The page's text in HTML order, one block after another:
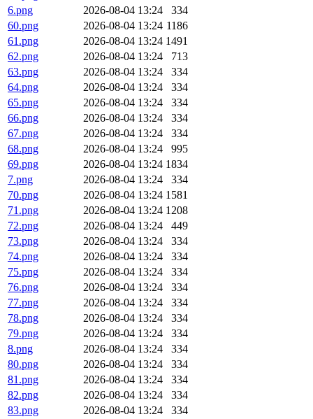
6.png
2026-08-04 13:24
334
60.png
2026-08-04 13:24 1186
61.png
2026-08-04 13:24 1491
62.png
2026-08-04 13:24
713
63.png
2026-08-04 13:24
334
64.png
2026-08-04 13:24
334
65.png
2026-08-04 13:24
334
66.png
2026-08-04 13:24
334
67.png
2026-08-04 13:24
334
68.png
2026-08-04 13:24
995
69.png
2026-08-04 13:24 1834
7.png
2026-08-04 13:24
334
70.png
2026-08-04 13:24 1581
71.png
2026-08-04 13:24 1208
72.png
2026-08-04 13:24
449
73.png
2026-08-04 13:24
334
74.png
2026-08-04 13:24
334
75.png
2026-08-04 13:24
334
76.png
2026-08-04 13:24
334
77.png
2026-08-04 13:24
334
78.png
2026-08-04 13:24
334
79.png
2026-08-04 13:24
334
8.png
2026-08-04 13:24
334
80.png
2026-08-04 13:24
334
81.png
2026-08-04 13:24
334
82.png
2026-08-04 13:24
334
83.png
2026-08-04 13:24
334